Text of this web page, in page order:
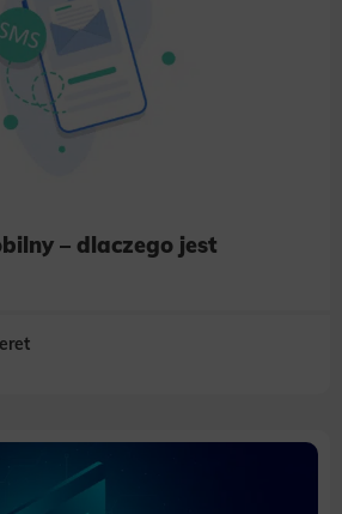
ads that may be of interest to the user based on browsing history and
party files that, in conjunction with files installed while browsing other
her with the marketing, advertising and retargeting content deemed most
– dlaczego jest